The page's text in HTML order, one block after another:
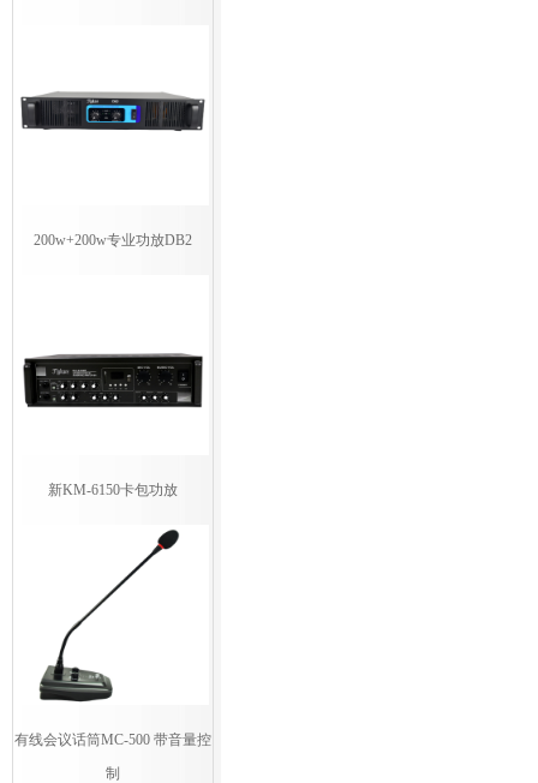
200w+200w专业功放DB2
新KM-6150卡包功放
有线会议话筒MC-500 带音量控
制